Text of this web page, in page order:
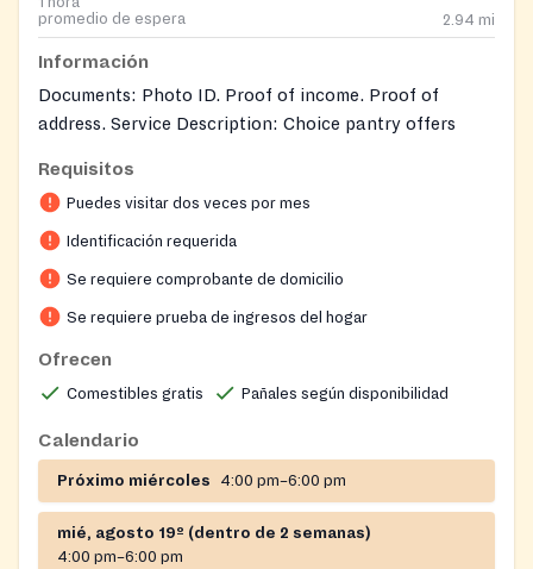
promedio de espera
2.94 mi
Información
Documents: Photo ID. Proof of income. Proof of
address. Service Description: Choice pantry offers
available every Wed. A hot meal is also available every
Wed. evening. Can meet special dietary needs such as
low sodium, diabetic and religious dietary restrictions.
Formula and baby foods may be available.
**Eligibility: Those who live in the zip codes 43214,
on a case-by-case basis. Will serve those outside of zip
codes only once.
Intake Process: Walk-in and/or drive thru (Volunteer
will come to car.)
**Documents: Photo ID, proof of income, proof of
address.
Requisitos
Puedes visitar dos veces por mes
Identificación requerida
Se requiere comprobante de domicilio
Se requiere prueba de ingresos del hogar
Ofrecen
Comestibles gratis Pañales según disponibilidad
Calendario
Próximo miércoles 4:00 pm–6:00 pm
mié, agosto 19º (dentro de 2 semanas)
4:00 pm–6:00 pm